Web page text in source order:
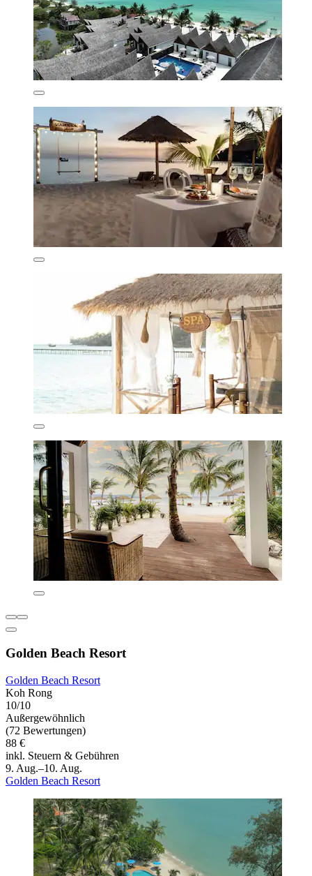
Golden Beach Resort
Golden Beach Resort
Koh Rong
10/10
Außergewöhnlich
(72 Bewertungen)
88 €
inkl. Steuern & Gebühren
9. Aug.–10. Aug.
Golden Beach Resort